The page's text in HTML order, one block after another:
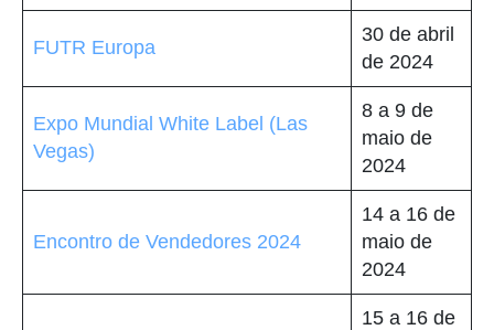
FUTR Europa
30 de abril
de 2024
Expo Mundial White Label (Las
Vegas)
8 a 9 de
maio de
2024
Encontro de Vendedores 2024
14 a 16 de
maio de
2024
15 a 16 de